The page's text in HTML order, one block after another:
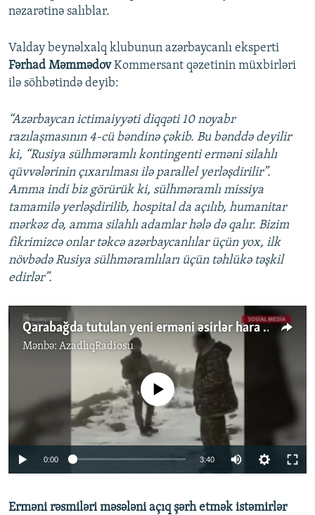
nəzarətinə salıblar.
Valday beynəlxalq klubunun azərbaycanlı eksperti
Fərhad MəmmədovKommersant qəzetinin müxbirləri
ilə söhbətində deyib:
“Azərbaycan ictimaiyyəti diqqəti 10 noyabr
razılaşmasının 4-cü bəndinə çəkib. Bu bənddə deyilir
ki, “Rusiya sülhməramlı kontingenti erməni silahlı
qüvvələrinin çıxarılması ilə parallel yerləşdirilir”.
Amma indi biz görürük ki, sülhməramlı missiya
tamamilə yerləşdirilib, hospital da açılıb, humanitar
mərkəz də, amma silahlı adamlar hələ də qalır. Bizim
fikrimizcə onlar təkcə azərbaycanlılar üçün yox, ilk
növbədə Rusiya sülhməramlıları üçün təhlükə təşkil
edirlər”.
Qarabağda tutulan yeni erməni əsirlər hara aparılıb?
Mənbə: AzadlıqRadiosu
No media source currently available
0:00 3:40
360p
Erməni rəsmiləri məsələni açıq şərh etmək istəmirlər